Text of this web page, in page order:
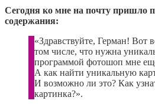
Сегодня ко мне на почту пришло
содержания:
«Здравствуйте, Герман! Вот
том числе, что нужна
программой фотошоп мне
А как найти уникальную
И возможно ли это? Как
картинка?».